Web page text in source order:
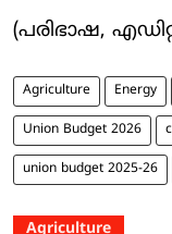
(പരിഭാഷ,
Agriculture Energy
Union Budget 2026
union budget 2025-26
Agriculture